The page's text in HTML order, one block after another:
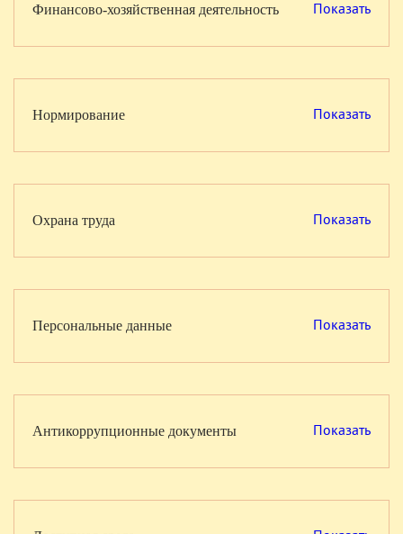
Финансово-хозяйственная деятельность Показать
Нормирование Показать
Охрана труда Показать
Персональные данные Показать
Антикоррупционные документы Показать